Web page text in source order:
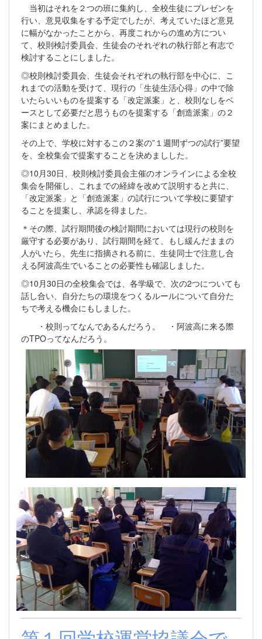
当初はそれを２つの班に集約し、全校生徒にプレゼンを
行い、意見収集をする予定でしたが、考えていたほど意見
に幅がなかったことから、再度これからの進め方につい
て、校則検討委員会、生徒会のそれぞれの執行部と有志で
検討することにしました。
◎校則検討委員会、生徒会それぞれの執行部を中心に、こ
れまでの活動を受けて、現行の「生徒生活心得」の中で除
いたらいいものを提案する「改定派案」と、校則なしをベ
ースとして必要だと思うものを提案する「創造派案」の２
案にまとめました。
その上で、学校に対するこの２案の”１週間ずつの試行”要望
を、全校集会で提案することを決めましした。
◎10月30日、校則検討委員会主催のオンラインによる全校
集会を開催し、これまでの経緯を改めて説明すると共に、
「改定派案」と「創造派案」の試行について学校に要望す
ることを提案し、承認を得ました。
＊その際、試行期間後の検討期間においては現行の校則を
厳守する必要があり、試行期間を経て、もし緩んだままの
人がいたら、先生に指摘される前に、生徒同士で注意し合
える阿波高生でいることの必要性も確認しました。
◎10月30日の全校集会では、各学級で、次の2つについても
話し合い、自分たちの環境をつくるルールについて自分た
ちで考える機会にもしました。
・校則ってなんであるんだろう。 ・阿波高に来る際
のTPOってなんだろう。